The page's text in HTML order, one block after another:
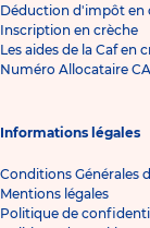
Déduction d'impôt en
Inscription en crèche
Les aides de la Caf en
Numéro Allocataire
Informations légales
Conditions Générales
Mentions légales
Politique de